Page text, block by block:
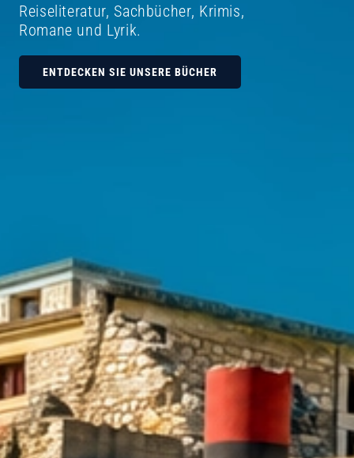
Reiseliteratur, Sachbücher, Krimis,
Romane und Lyrik.
ENTDECKEN SIE UNSERE BÜCHER